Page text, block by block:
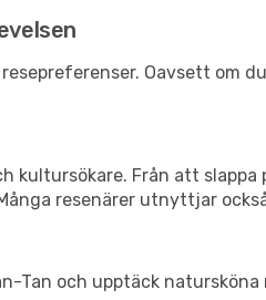
Oavsett om
kultursökare. Från att
resenärer utnyttjar
Tan och upptäck